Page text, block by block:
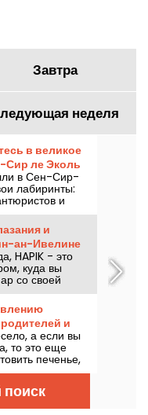
классам
Завтра
неделя
в великое
Сир ле Эколь
в Сен-Сир-
лабиринты:
и
не удастся
и
ан-Ивелине
HAPIK - это
куда вы
со своей
или
и
Батиньоль
а если вы
то это еще
печенье,
на
и детей,
всего
поиск